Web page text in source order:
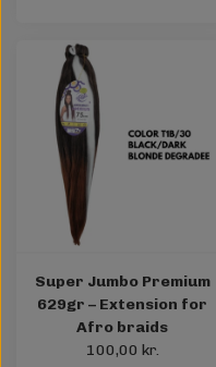
Super Jumbo Premium
629gr – Extension for
Afro braids
100,00 kr.